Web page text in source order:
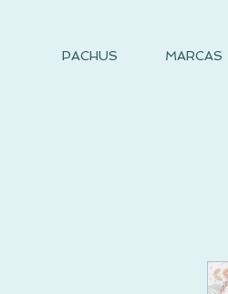
PACHUS MARCAS